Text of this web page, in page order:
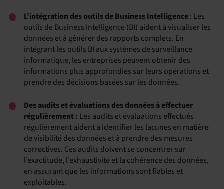
L’intégration des outils de Business Intelligence: Les
outils de Business Intelligence (BI) aident à visualiser les
données et à générer des rapports complets. En
intégrant les outils BI aux systèmes de surveillance
informatique, les entreprises peuvent obtenir des
informations plus approfondies sur leurs opérations et
prendre des décisions basées sur les données.
Des audits et évaluations des donnéesà effectuer
régulièrement : Les audits et évaluations effectués
régulièrement aident à identifier les lacunes en matière
de visibilité des données et à prendre des mesures
correctives. Ces audits doivent se concentrer sur
l’exactitude, l’exhaustivité et la cohérence des données,
en assurant que les informations sont fiables et
exploitables.